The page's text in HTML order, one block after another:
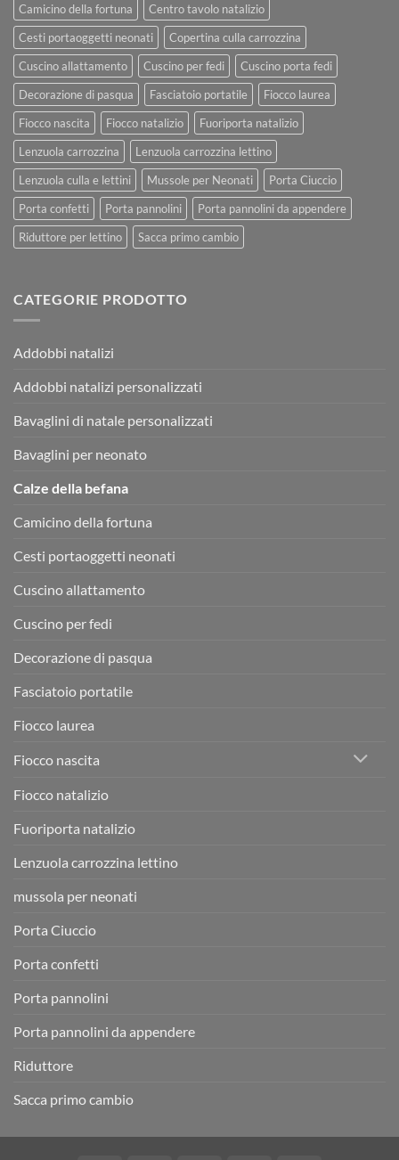
Camicino della fortuna
Centro tavolo natalizio
Cesti portaoggetti neonati
Copertina culla carrozzina
Cuscino allattamento
Cuscino per fedi
Cuscino porta fedi
Decorazione di pasqua
Fasciatoio portatile
Fiocco laurea
Fiocco nascita
Fiocco natalizio
Fuoriporta natalizio
Lenzuola carrozzina
Lenzuola carrozzina lettino
Lenzuola culla e lettini
Mussole per Neonati
Porta Ciuccio
Porta confetti
Porta pannolini
Porta pannolini da appendere
Riduttore per lettino
Sacca primo cambio
CATEGORIE PRODOTTO
Addobbi natalizi
Addobbi natalizi personalizzati
Bavaglini di natale personalizzati
Bavaglini per neonato
Calze della befana
Camicino della fortuna
Cesti portaoggetti neonati
Cuscino allattamento
Cuscino per fedi
Decorazione di pasqua
Fasciatoio portatile
Fiocco laurea
Fiocco nascita
Fiocco natalizio
Fuoriporta natalizio
Lenzuola carrozzina lettino
mussola per neonati
Porta Ciuccio
Porta confetti
Porta pannolini
Porta pannolini da appendere
Riduttore
Sacca primo cambio